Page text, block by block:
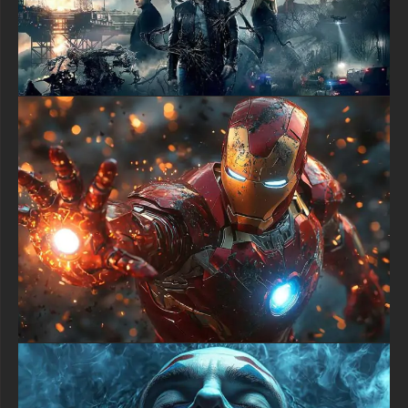
d'établir une atmosphère sans créer de désordre visuel. Les
utilisateurs de bureau bénéficient des zones périphériques plus
sombres qui offrent un contraste naturel pour les icônes, tandis
que la section centrale dramatique apporte un intérêt visuel
constant qui ne devient jamais lassant pendant les longues
sessions de visionnage.
Les collectionneurs de fonds d'écran à l'esthétique Batman qui
recherchent des arrière-plans privilégiant l'ambiance à l'action
apprécieront la façon dont cette œuvre met l'accent sur
l'atmosphère et la présence du personnage. La détermination
visible dans la posture de Batman combinée à son armure
marquée par les combats raconte les histoires des conflits
passés, tandis que les bâtiments en flammes suggèrent une
crise en cours. Les effets de pluie ajoutent une beauté
mélancolique qui renforce le rôle de Batman en tant que
gardien solitaire œuvrant pendant des nuits interminables pour
protéger des citoyens qui ne connaîtront peut-être jamais ses
sacrifices.
L'éclairage expert dans ce fond d'écran HD de Gotham City
crée de multiples points focaux qui guident naturellement l'œil à
travers la composition. Les lumières chaudes des fenêtres et
les flammes lointaines contrastent avec la pluie froide et le
brouillard, établissant une profondeur par la perspective
atmosphérique qui donne à l'image une véritable qualité
tridimensionnelle. Le contre-jour stratégique crée un effet de
halo subtil autour de Batman qui souligne sa présence sans
paraître artificiel ou exagéré, démontrant une compréhension